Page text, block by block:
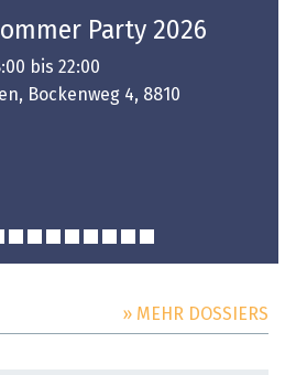
Party 2026
bis 22:00
Bockenweg 4, 8810
» MEHR DOSSIERS